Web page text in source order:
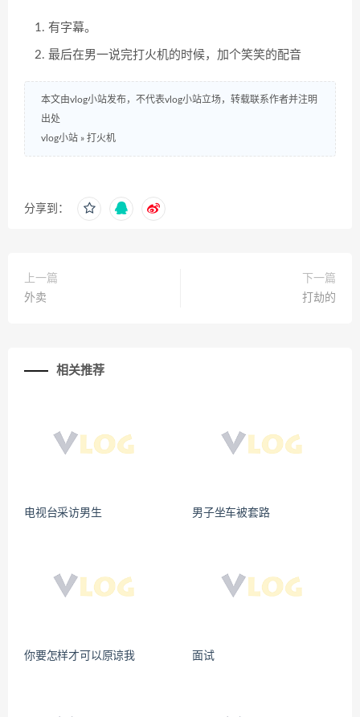
有字幕。
最后在男一说完打火机的时候，加个笑笑的配音
本文由vlog小站发布，不代表vlog小站立场，转载联系作者并注明
出处
vlog小站 » 打火机
分享到：
上一篇
外卖
下一篇
打劫的
相关推荐
电视台采访男生 男子坐车被套路
你要怎样才可以原谅我 面试